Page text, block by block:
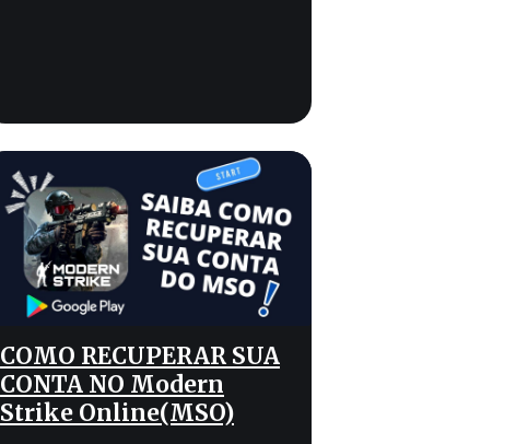
COMO RECUPERAR SUA
CONTA NO Modern
Strike Online(MSO)